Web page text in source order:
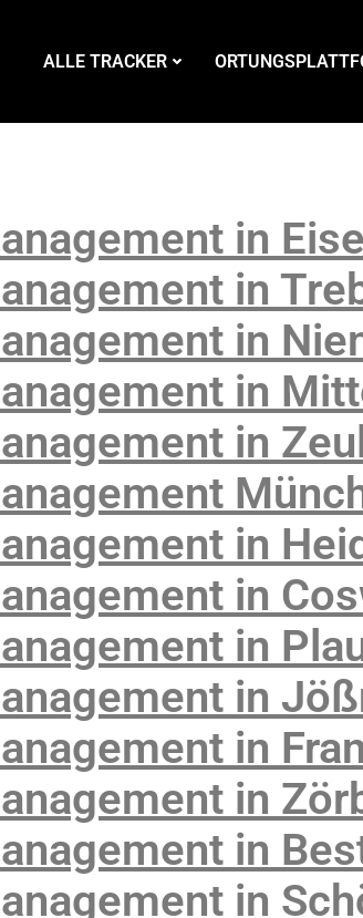
ALLE TRACKER
in
in
in
in
in
in
in
in
in
in
in
in
in